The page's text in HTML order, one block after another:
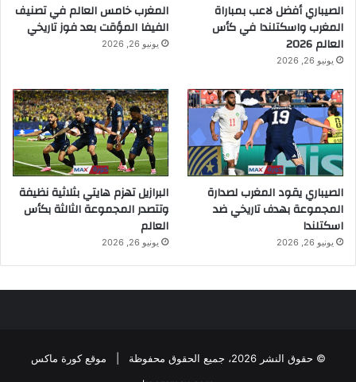
الصيباري أفضل لاعب بمباراة
المغرب واسكتلندا في كأس
العالم 2026
يونيو 26, 2026
المغرب خامس العالم في تصنيف
الفيفا المؤقت بعد فوز تاريخي
يونيو 26, 2026
الصيباري يقود المغرب لصدارة
المجموعة بهدف تاريخي ضد
اسكتلندا
يونيو 26, 2026
البرازيل تهزم هايتي بثلاثية نظيفة
وتتصدر المجموعة الثالثة بكأس
العالم
يونيو 26, 2026
© حقوق النشر 2026، جميع الحقوق محفوظة |
موقع كورة ماكس